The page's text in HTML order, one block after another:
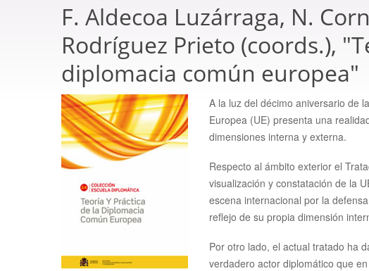
F. Aldecoa Luzárraga, N.
Rodríguez Prieto (coords.),
diplomacia común europea"
A la luz del décimo aniversario de
Europea (UE) presenta una
dimensiones interna y externa.
Respecto al ámbito exterior el
visualización y constatación de la
escena internacional por la
reflejo de su propia dimensión
Por otro lado, el actual tratado ha
verdadero actor diplomático que